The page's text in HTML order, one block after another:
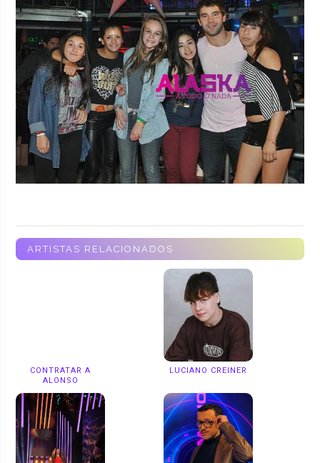
ARTISTAS RELACIONADOS
CONTRATAR A
ALONSO
LUCIANO CREINER